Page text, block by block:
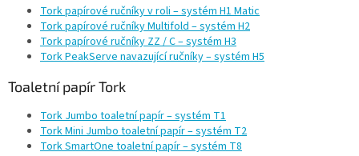
p
i
s
u
Tork papírové ručníky v roli – systém H1 Matic
Tork papírové ručníky Multifold – systém H2
Tork papírové ručníky ZZ / C – systém H3
Tork PeakServe navazující ručníky – systém H5
Toaletní papír Tork
Tork Jumbo toaletní papír – systém T1
Tork Mini Jumbo toaletní papír – systém T2
Tork SmartOne toaletní papír – systém T8